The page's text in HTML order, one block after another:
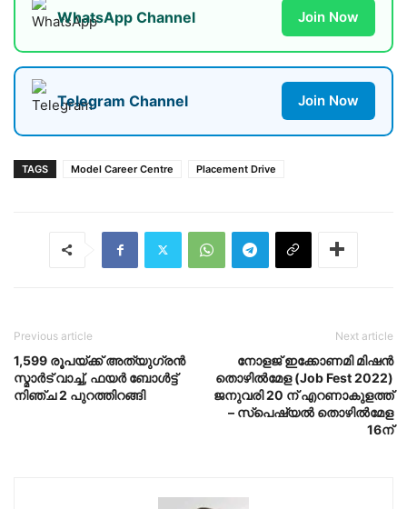
WhatsApp Channel Join Now
Telegram Channel Join Now
TAGS Model Career Centre Placement Drive
Previous article
1,599 രൂപയ്ക്ക് അത്യുഗ്രൻ
സ്മാർട് വാച്ച്, ഫയർ ബോൾട്ട്
നിഞ്ച 2 പുറത്തിറങ്ങി
Next article
നോളജ് ഇക്കോണമി മിഷൻ
തൊഴില്‍മേള (Job Fest 2022)
ജനുവരി 20 ന് എറണാകുളത്ത്
– സ്‌പെഷ്യല്‍ തൊഴില്‍മേള
16ന്